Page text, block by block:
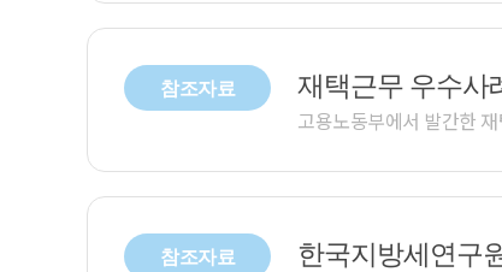
참조자료 재택근무 우수사
고용노동부에서 발간한
참조자료 한국지방세연구